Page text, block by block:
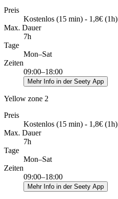
Preis
Kostenlos (15 min) - 1,8€ (1h)
Max. Dauer
7h
Tage
Mon–Sat
Zeiten
09:00–18:00
Mehr Info in der Seety App
Yellow zone 2
Preis
Kostenlos (15 min) - 1,8€ (1h)
Max. Dauer
7h
Tage
Mon–Sat
Zeiten
09:00–18:00
Mehr Info in der Seety App